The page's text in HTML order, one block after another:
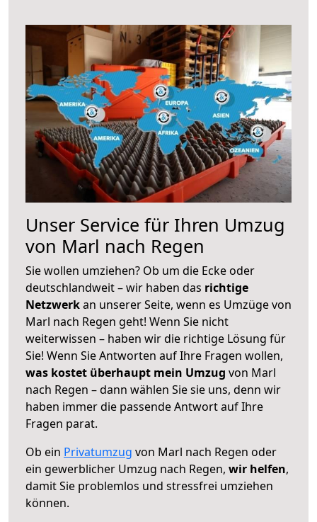
Unser Service für Ihren Umzug
von Marl nach Regen
Sie wollen umziehen? Ob um die Ecke oder
deutschlandweit – wir haben das richtige
Netzwerkan unserer Seite, wenn es Umzüge von
Marl nach Regen geht! Wenn Sie nicht
weiterwissen – haben wir die richtige Lösung für
Sie! Wenn Sie Antworten auf Ihre Fragen wollen,
was kostet überhaupt mein Umzug von Marl
nach Regen – dann wählen Sie sie uns, denn wir
haben immer die passende Antwort auf Ihre
Fragen parat.
Ob ein Privatumzug von Marl nach Regen oder
ein gewerblicher Umzug nach Regen, wir helfen,
damit Sie problemlos und stressfrei umziehen
können.